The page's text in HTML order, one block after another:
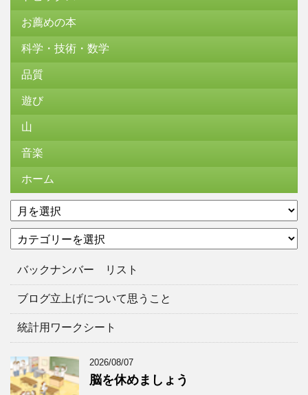
お薦めの本
科学・技術・数学
品質
遊び
山
音楽
ホーム
ア
ー
イ
テ
リ
バックナンバー リスト
ブログ立上げについて思うこと
統計用ワークシート
2026/08/07
脳を休めましょう